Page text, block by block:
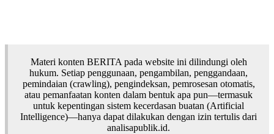
Materi konten BERITA pada website ini dilindungi oleh
hukum. Setiap penggunaan, pengambilan, penggandaan,
pemindaian (crawling), pengindeksan, pemrosesan otomatis,
atau pemanfaatan konten dalam bentuk apa pun—termasuk
untuk kepentingan sistem kecerdasan buatan (Artificial
Intelligence)—hanya dapat dilakukan dengan izin tertulis dari
analisapublik.id.